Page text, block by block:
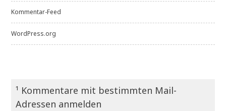
Kommentar-Feed
WordPress.org
¹ Kommentare mit bestimmten Mail-
Adressen anmelden